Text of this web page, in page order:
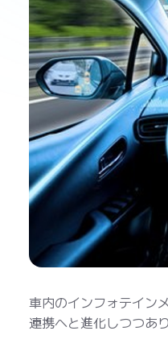
車内のインフォテイン
連携へと進化しつつあり